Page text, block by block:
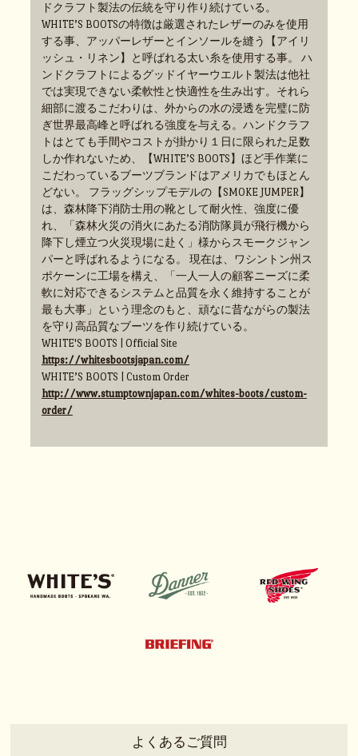
ドクラフト製法の伝統を守り作り続けている。
WHITE’S BOOTSの特徴は厳選されたレザーのみを使用
する事、アッパーレザーとインソールを縫う【アイリ
ッシュ・リネン】と呼ばれる太い糸を使用する事。 ハ
ンドクラフトによるグッドイヤーウエルト製法は他社
では実現できない柔軟性と快適性を生み出す。それら
細部に渡るこだわりは、外からの水の浸透を完璧に防
ぎ世界最高峰と呼ばれる強度を与える。ハンドクラフ
トはとても手間やコストが掛かり１日に限られた足数
しか作れないため、【WHITE’S BOOTS】ほど手作業に
こだわっているブーツブランドはアメリカでもほとん
どない。 フラッグシップモデルの【SMOKE JUMPER】
は、森林降下消防士用の靴として耐火性、強度に優
れ、「森林火災の消火にあたる消防隊員が飛行機から
降下し煙立つ火災現場に赴く」様からスモークジャン
パーと呼ばれるようになる。 現在は、ワシントン州ス
ポケーンに工場を構え、「一人一人の顧客ニーズに柔
軟に対応できるシステムと品質を永く維持することが
最も大事」という理念のもと、頑なに昔ながらの製法
を守り高品質なブーツを作り続けている。
WHITE'S BOOTS | Official Site
https://whitesbootsjapan.com/
WHITE’S BOOTS | Custom Order
http://www.stumptownjapan.com/whites-boots/custom-
order/
よくあるご質問